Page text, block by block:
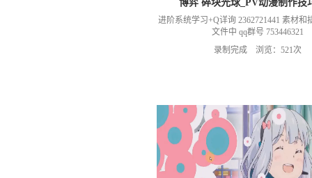
博弈 碎块光球_PV动漫制作技
进阶系统学习+Q详询 2362721441 素材和
文件中 qq群号 753446321
录制完成 浏览：521次